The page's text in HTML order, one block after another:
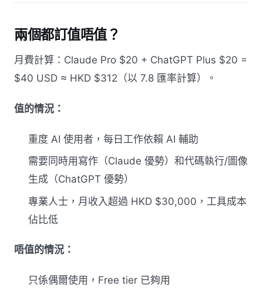
兩個都訂值唔值？
月費計算：Claude Pro $20 + ChatGPT Plus $20 =
$40 USD ≈ HKD $312（以 7.8 匯率計算）。
值的情況：
重度 AI 使用者，每日工作依賴 AI 輔助
需要同時用寫作（Claude 優勢）和代碼執行/圖像
生成（ChatGPT 優勢）
專業人士，月收入超過 HKD $30,000，工具成本
佔比低
唔值的情況：
只係偶爾使用，Free tier 已夠用